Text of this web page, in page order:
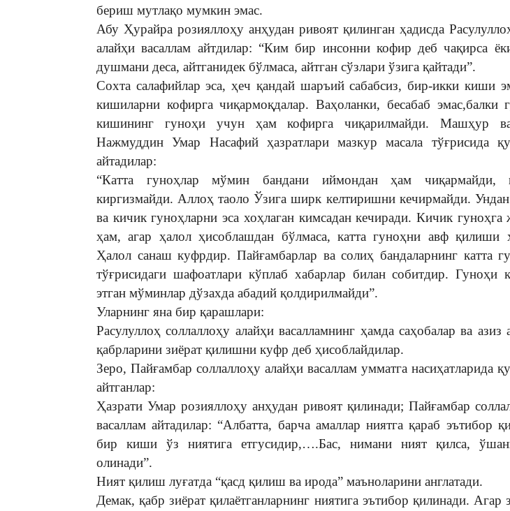
бериш мутлақо мумкин эмас.
Абу Ҳурайра розияллоҳу анҳудан ривоят қилинган ҳадисда
алайҳи васаллам айтдилар: “Ким бир инсонни кофир деб чақирса
душмани деса, айтганидек бўлмаса, айтган сўзлари ўзига қайтади”.
Сохта салафийлар эса, ҳеч қандай шаръий сабабсиз, бир-икки киши
кишиларни кофирга чиқармоқдалар. Ваҳоланки, бесабаб эмас,балки
кишининг гуноҳи учун ҳам кофирга чиқарилмайди. Машҳур
Нажмуддин Умар Насафий ҳазратлари мазкур масала тўғрисида
айтадилар:
“Катта гуноҳлар мўмин бандани иймондан ҳам чиқармайди,
киргизмайди. Аллоҳ таоло Ўзига ширк келтиришни кечирмайди.
ва кичик гуноҳларни эса хоҳлаган кимсадан кечиради. Кичик
ҳам, агар ҳалол ҳисоблашдан бўлмаса, катта гуноҳни авф қилиши
Ҳалол санаш куфрдир. Пайғамбарлар ва солиҳ бандаларнинг катта
тўғрисидаги шафоатлари кўплаб хабарлар билан собитдир. Гуноҳи
этган мўминлар дўзахда абадий қолдирилмайди”.
Уларнинг яна бир қарашлари:
Расулуллоҳ соллаллоҳу алайҳи васалламнинг ҳамда саҳобалар ва азиз
қабрларини зиёрат қилишни куфр деб ҳисоблайдилар.
Зеро, Пайғамбар соллаллоҳу алайҳи васаллам умматга насиҳатларида
айтганлар:
Ҳазрати Умар розияллоҳу анҳудан ривоят қилинади; Пайғамбар
васаллам айтадилар: “Албатта, барча амаллар ниятга қараб эътибор
бир киши ўз ниятига етгусидир,….Бас, нимани ният қилса,
олинади”.
Ният қилиш луғатда “қасд қилиш ва ирода” маъноларини англатади.
Демак, қабр зиёрат қилаётганларнинг ниятига эътибор қилинади. Агар